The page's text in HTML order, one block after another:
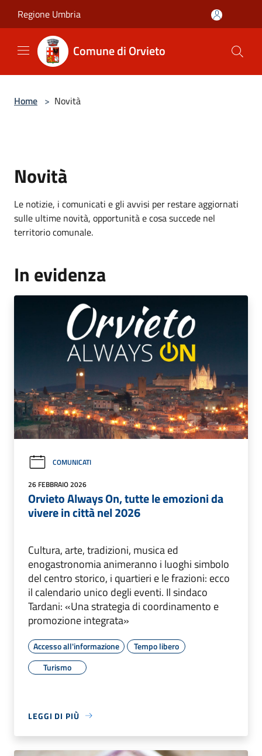
Regione Umbria
Comune di Orvieto
Home > Novità
Novità
Le notizie, i comunicati e gli avvisi per restare aggiornati
sulle ultime novità, opportunità e cosa succede nel
territorio comunale.
In evidenza
COMUNICATI
26 FEBBRAIO 2026
Orvieto Always On, tutte le emozioni da
vivere in città nel 2026
Cultura, arte, tradizioni, musica ed
enogastronomia animeranno i luoghi simbolo
del centro storico, i quartieri e le frazioni: ecco
il calendario unico degli eventi. Il sindaco
Tardani: «Una strategia di coordinamento e
promozione integrata»
Accesso all'informazione
Tempo libero
Turismo
LEGGI DI PIÙ